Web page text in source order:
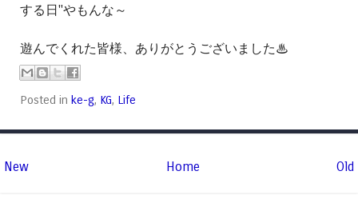
する日"やもんな～
遊んでくれた皆様、ありがとうございました♨
Posted in ke-g, KG, Life
New Old
Home